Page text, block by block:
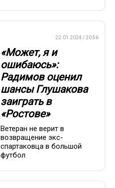
22.01.2024 / 20:56
«Может, я и
ошибаюсь»:
Радимов оценил
шансы Глушакова
заиграть в
«Ростове»
Ветеран не верит в
возвращение экс-
спартаковца в большой
футбол